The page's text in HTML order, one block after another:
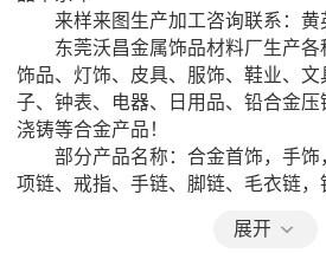
来样来图生产加工咨询联系：黄
东莞沃昌金属饰品材料厂生产各
饰品、灯饰、皮具、服饰、鞋业、
子、钟表、电器、日用品、铅合金
浇铸等合金产品！
部分产品名称：合金首饰，手饰
项链、戒指、手链、脚链、毛衣链
字扣、方扣，圆圈，D扣，拉链牌、
展开